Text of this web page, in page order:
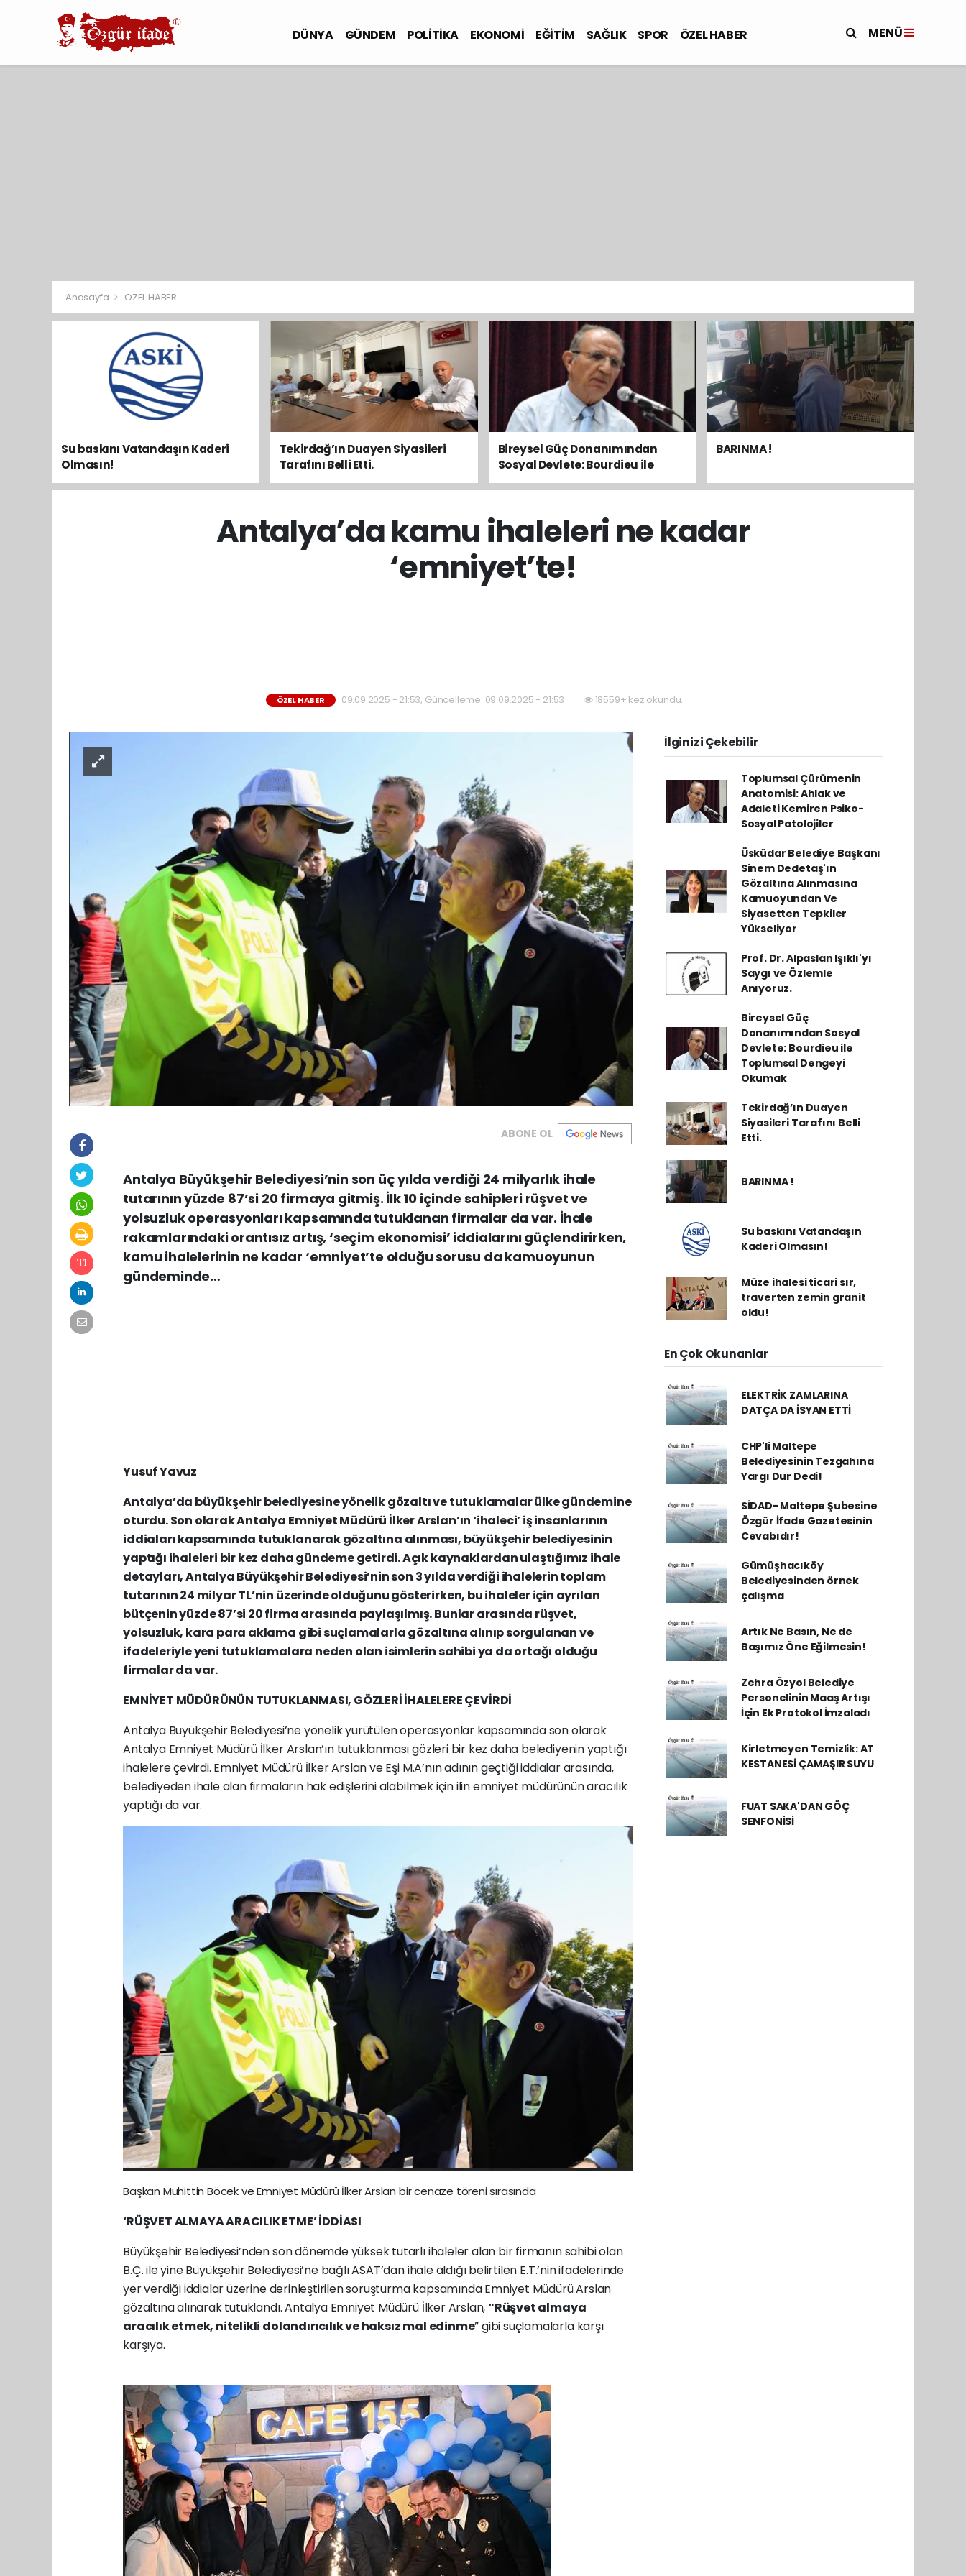
DÜNYA GÜNDEM POLİTİKA EKONOMİ EĞİTİM SAĞLIK SPOR ÖZEL HABER MENÜ
Anasayfa ÖZEL HABER
Su baskını Vatandaşın Kaderi
Olmasın!
Tekirdağ’ın Duayen Siyasileri
Tarafını Belli Etti.
Bireysel Güç Donanımından
Sosyal Devlete: Bourdieu ile
Toplumsal Dengeyi Okumak
BARINMA !
Antalya’da kamu ihaleleri ne kadar
‘emniyet’te!
ÖZEL HABER 09.09.2025 - 21:53, Güncelleme: 09.09.2025 - 21:53 18559+ kez okundu.
ABONE OL
Antalya Büyükşehir Belediyesi’nin son üç yılda verdiği 24 milyarlık ihale
tutarının yüzde 87’si 20 firmaya gitmiş. İlk 10 içinde sahipleri rüşvet ve
yolsuzluk operasyonları kapsamında tutuklanan firmalar da var. İhale
rakamlarındaki orantısız artış, ‘seçim ekonomisi’ iddialarını güçlendirirken,
kamu ihalelerinin ne kadar ‘emniyet’te olduğu sorusu da kamuoyunun
gündeminde…
Yusuf Yavuz
Antalya’da büyükşehir belediyesine yönelik gözaltı ve tutuklamalar ülke gündemine
oturdu. Son olarak Antalya Emniyet Müdürü İlker Arslan’ın ‘ihaleci’ iş insanlarının
iddiaları kapsamında tutuklanarak gözaltına alınması, büyükşehir belediyesinin
yaptığı ihaleleri bir kez daha gündeme getirdi. Açık kaynaklardan ulaştığımız ihale
detayları, Antalya Büyükşehir Belediyesi’nin son 3 yılda verdiği ihalelerin toplam
tutarının 24 milyar TL’nin üzerinde olduğunu gösterirken, bu ihaleler için ayrılan
bütçenin yüzde 87’si 20 firma arasında paylaşılmış. Bunlar arasında rüşvet,
yolsuzluk, kara para aklama gibi suçlamalarla gözaltına alınıp sorgulanan ve
ifadeleriyle yeni tutuklamalara neden olan isimlerin sahibi ya da ortağı olduğu
firmalar da var.
EMNİYET MÜDÜRÜNÜN TUTUKLANMASI, GÖZLERİ İHALELERE ÇEVİRDİ
Antalya Büyükşehir Belediyesi’ne yönelik yürütülen operasyonlar kapsamında son olarak
Antalya Emniyet Müdürü İlker Arslan’ın tutuklanması gözleri bir kez daha belediyenin yaptığı
ihalelere çevirdi. Emniyet Müdürü İlker Arslan ve Eşi M.A’nın adının geçtiği iddialar arasında,
belediyeden ihale alan firmaların hak edişlerini alabilmek için ilin emniyet müdürünün aracılık
yaptığı da var.
Başkan Muhittin Böcek ve Emniyet Müdürü İlker Arslan bir cenaze töreni sırasında
‘RÜŞVET ALMAYA ARACILIK ETME’ İDDİASI
Büyükşehir Belediyesi’nden son dönemde yüksek tutarlı ihaleler alan bir firmanın sahibi olan
B.Ç. ile yine Büyükşehir Belediyesi’ne bağlı ASAT’dan ihale aldığı belirtilen E.T.’nin ifadelerinde
yer verdiği iddialar üzerine derinleştirilen soruşturma kapsamında Emniyet Müdürü Arslan
gözaltına alınarak tutuklandı. Antalya Emniyet Müdürü İlker Arslan,“Rüşvet almaya
aracılık etmek, nitelikli dolandırıcılık ve haksız mal edinme” gibi suçlamalarla karşı
karşıya.
İlginizi Çekebilir
Toplumsal Çürümenin
Anatomisi: Ahlak ve
Adaleti Kemiren Psiko-
Sosyal Patolojiler
Üsküdar Belediye Başkanı
Sinem Dedetaş'ın
Gözaltına Alınmasına
Kamuoyundan Ve
Siyasetten Tepkiler
Yükseliyor
Prof. Dr. Alpaslan Işıklı'yı
Saygı ve Özlemle
Anıyoruz.
Bireysel Güç
Donanımından Sosyal
Devlete: Bourdieu ile
Toplumsal Dengeyi
Okumak
Tekirdağ’ın Duayen
Siyasileri Tarafını Belli
Etti.
BARINMA !
Su baskını Vatandaşın
Kaderi Olmasın!
Müze ihalesi ticari sır,
traverten zemin granit
oldu!
En Çok Okunanlar
ELEKTRİK ZAMLARINA
DATÇA DA İSYAN ETTİ
CHP'li Maltepe
Belediyesinin Tezgahına
Yargı Dur Dedi!
SİDAD- Maltepe Şubesine
Özgür İfade Gazetesinin
Cevabıdır!
Gümüşhacıköy
Belediyesinden örnek
çalışma
Artık Ne Basın, Ne de
Başımız Öne Eğilmesin!
Zehra Özyol Belediye
Personelinin Maaş Artışı
İçin Ek Protokol İmzaladı
Kirletmeyen Temizlik: AT
KESTANESİ ÇAMAŞIR SUYU
FUAT SAKA'DAN GÖÇ
SENFONİSİ